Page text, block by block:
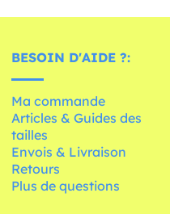
BESOIN D'AIDE ?:
Ma commande
Articles & Guides des
tailles
Envois & Livraison
Retours
Plus de questions